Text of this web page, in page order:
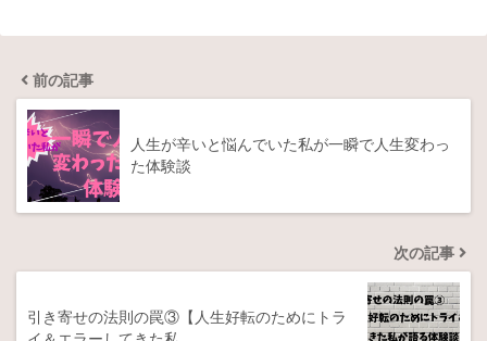
前の記事
人生が辛いと悩んでいた私が一瞬で人生変わっ
た体験談
次の記事
引き寄せの法則の罠③【人生好転のためにトラ